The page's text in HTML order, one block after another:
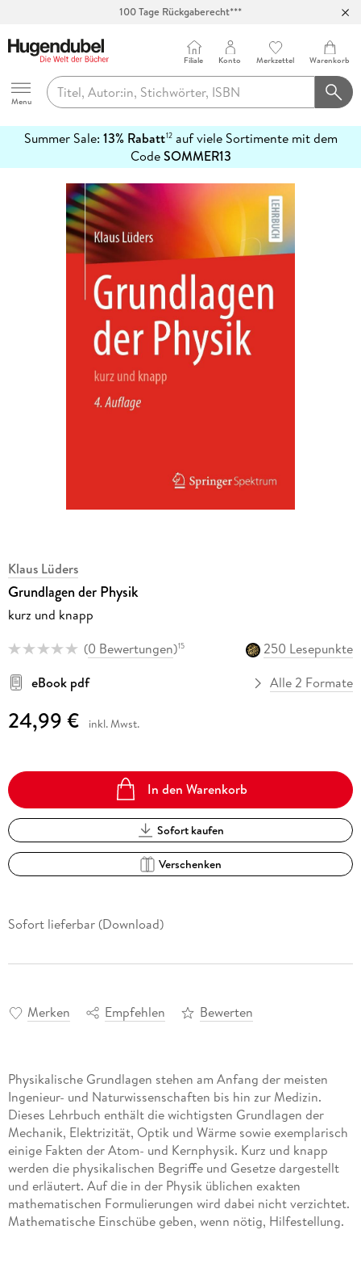
100 Tage Rückgaberecht***
Hugendubel
Menu
Filiale Konto Merkzettel Warenkorb
Summer Sale: 13% Rabatt12auf viele Sortimente mit dem
CodeSOMMER13
erfahren
Klaus Lüders
Grundlagen der Physik
kurz und knapp
(0 Bewertungen)15
250 Lesepunkte
eBook pdf
Alle 2 Formate
24,99 € inkl. Mwst.
In den Warenkorb
Sofort kaufen
Verschenken
Sofort lieferbar (Download)
Merken Empfehlen Bewerten
Physikalische Grundlagen stehen am Anfang der meisten
Ingenieur- und Naturwissenschaften bis hin zur Medizin.
Dieses Lehrbuch enthält die wichtigsten Grundlagen der
Mechanik, Elektrizität, Optik und Wärme sowie exemplarisch
einige Fakten der Atom- und Kernphysik. Kurz und knapp
werden die physikalischen Begriffe und Gesetze dargestellt
und erläutert. Auf die in der Physik üblichen exakten
mathematischen Formulierungen wird dabei nicht verzichtet.
Mathematische Einschübe geben, wenn nötig, Hilfestellung.